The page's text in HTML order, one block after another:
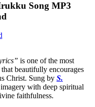
Song MP3
is one of the most
beautifully encourages
Christ. Sung by S.
with deep spiritual
faithfulness.